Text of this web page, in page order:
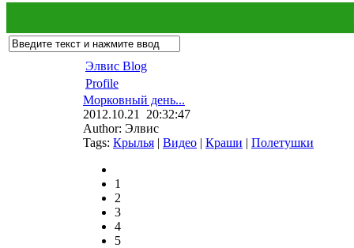
Элвис Blog
Profile
Морковный день...
2012.10.21 20:32:47
Author: Элвис
Tags: Крылья | Видео | Краши | Полетушки
1
2
3
4
5